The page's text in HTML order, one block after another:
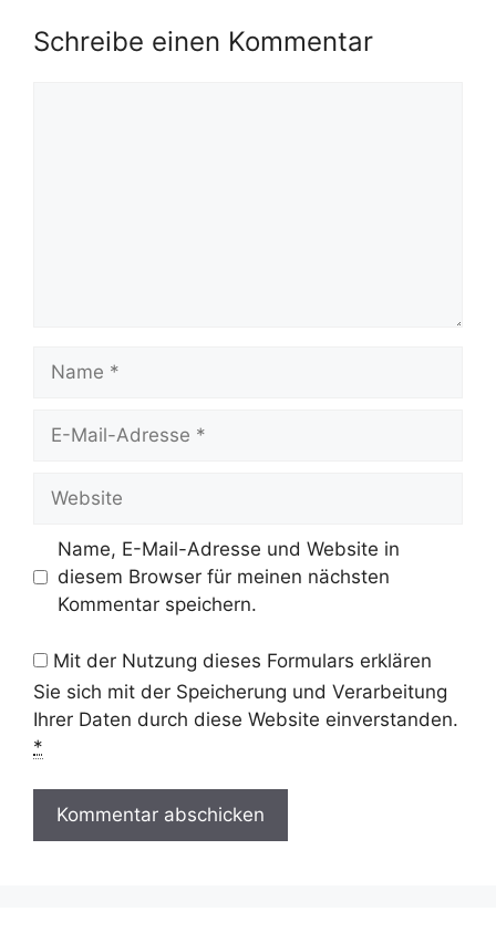
Schreibe einen Kommentar
Name
Website
Name, E-Mail-Adresse und Website in
diesem Browser für meinen nächsten
Kommentar speichern.
Mit der Nutzung dieses Formulars erklären
Sie sich mit der Speicherung und Verarbeitung
Ihrer Daten durch diese Website einverstanden.
*